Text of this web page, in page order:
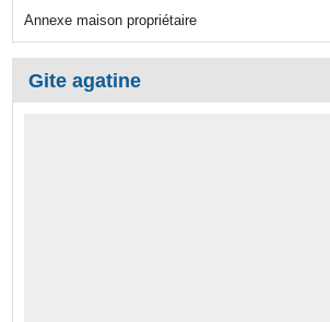
Annexe maison propriétaire
Gite agatine